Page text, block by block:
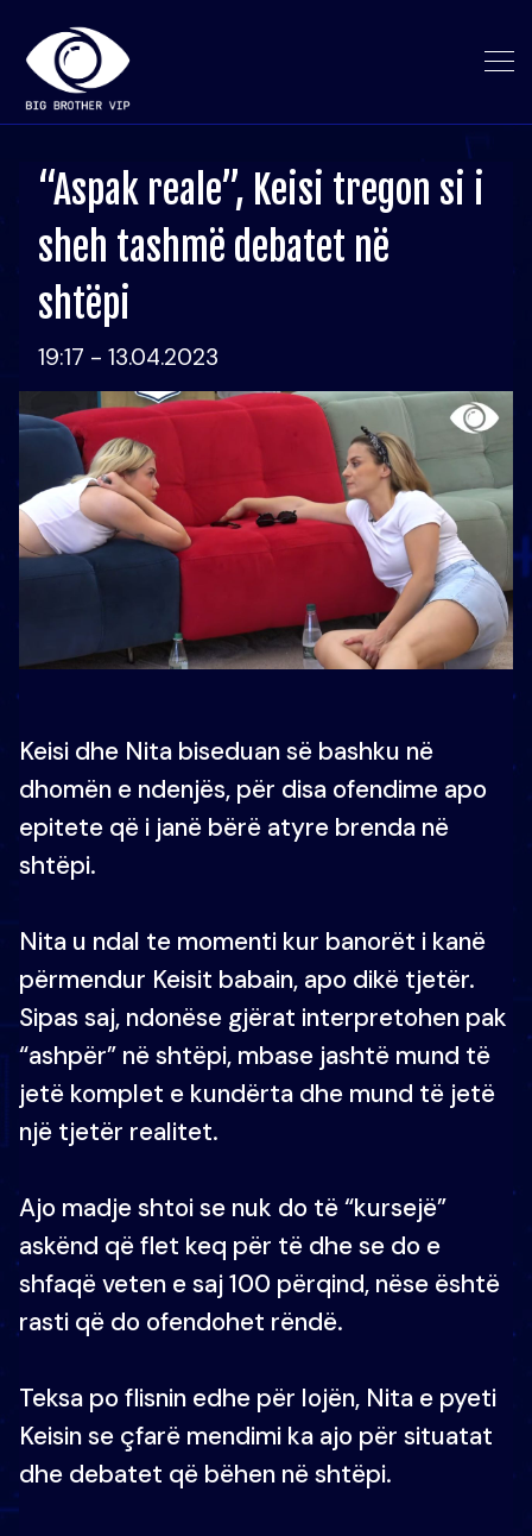
“Aspak reale”, Keisi tregon si i
sheh tashmë debatet në
shtëpi
19:17 - 13.04.2023
Keisi dhe Nita biseduan së bashku në
dhomën e ndenjës, për disa ofendime apo
epitete që i janë bërë atyre brenda në
shtëpi.
Nita u ndal te momenti kur banorët i kanë
përmendur Keisit babain, apo dikë tjetër.
Sipas saj, ndonëse gjërat interpretohen pak
“ashpër” në shtëpi, mbase jashtë mund të
jetë komplet e kundërta dhe mund të jetë
një tjetër realitet.
Ajo madje shtoi se nuk do të “kursejë”
askënd që flet keq për të dhe se do e
shfaqë veten e saj 100 përqind, nëse është
rasti që do ofendohet rëndë.
Teksa po flisnin edhe për lojën, Nita e pyeti
Keisin se çfarë mendimi ka ajo për situatat
dhe debatet që bëhen në shtëpi.